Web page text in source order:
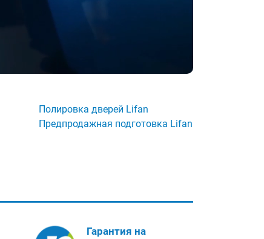
Полировка дверей Lifan
Предпродажная подготовка Lifan
Гарантия на